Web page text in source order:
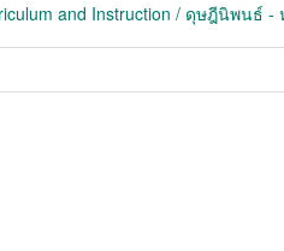
and Instruction / ดุษฎีนิพนธ์